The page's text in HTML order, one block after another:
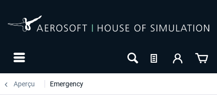
Aperçu Emergency